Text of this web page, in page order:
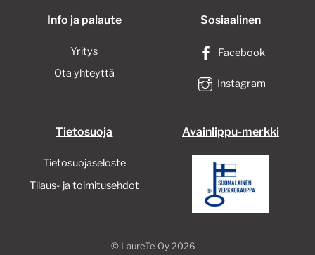
Info ja palaute
Yritys
Ota yhteyttä
Sosiaalinen
Facebook
Instagram
Tietosuoja
Tietosuojaseloste
Tilaus- ja toimitusehdot
Avainlippu-merkki
© LaureTe Oy2026